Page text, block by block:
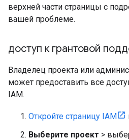
верхней части страницы с
вашей проблеме.
доступ к грантовой
Владелец проекта или
может предоставить все
IAM.
Откройте страницу IAM
Выберите проект >